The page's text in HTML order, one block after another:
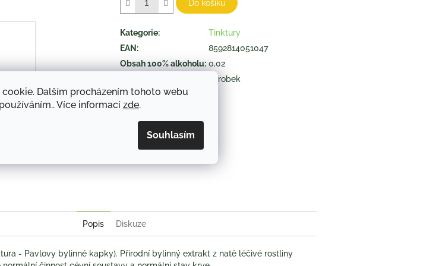
Dalším procházením tohoto webu
Více informací zde.
Souhlasím
hvězdiček.
Do košíku
Kategorie:
Tinktury
EAN:
8592814051047
Obsah 100% alkoholu: 0,02
výrobek
TISK ZEPTAT SE
Popis Diskuze
- Pavlovy bylinné kapky). Přírodní bylinný extrakt z natě léčivé rostliny